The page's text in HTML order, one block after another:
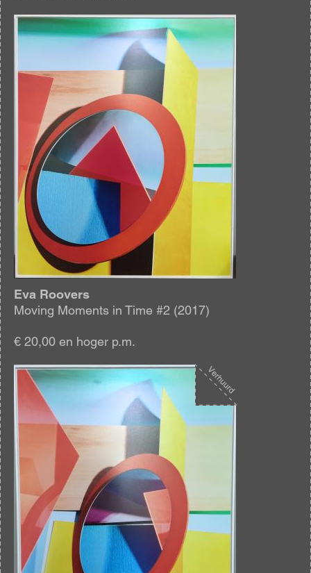
Afbeelding
Eva Roovers
Moving Moments in Time #2 (2017)
€ 20,00 en hoger p.m.
Afbeelding